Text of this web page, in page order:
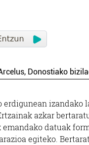
Donostiako
erdigunean izandako
azkar
emandako datuak
egiteko.